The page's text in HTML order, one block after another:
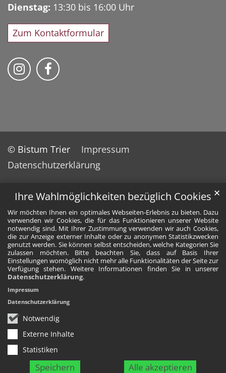
Ihre Wahlmöglichkeiten bezüglich Cookies
Wir möchten Ihnen ein optimales Webseiten-Erlebnis zu bieten. Dazu
verwenden wir Cookies, die für das Funktionieren unserer Website
notwendig sind. Mit Ihrer Zustimmung verwenden wir auch Cookies,
die zur Anzeige externer Inhalte oder zu anonymen Statistikzwecken
genutzt werden. Sie können selbst entscheiden, welche Kategorien Sie
zulassen möchten. Bitte beachten Sie, dass auf Basis Ihrer
Einstellungen womöglich nicht mehr alle Funktionalitäten der Seite zur
Verfügung stehen. Weitere Informationen finden Sie in unserer
Datenschutzerklärung.
Notwendig
Externe Inhalte
Statistiken
Speichern Alle akzeptieren
✕
Impressum
Datenschutzerklärung
Dienstag: 13:30 bis 16:00 Uhr
Zum Kontaktformular
Bischöfliches Priesterseminar auf
Bischöfliches Priesterseminar auf
© Bistum Trier
Impressum
Datenschutzerklärung